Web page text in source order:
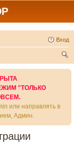
Вход
"ТОЛЬКО
или направлять в
Админ.